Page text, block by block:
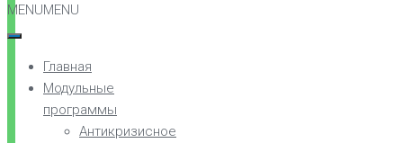
MENUMENU
Главная
Модульные
программы
Антикризисное